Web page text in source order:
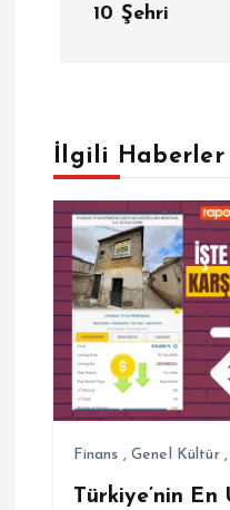
g
e
z
n
m
10 Şehri
İlgili Haberler
Finans ,Genel Kültür
Türkiye’nin En